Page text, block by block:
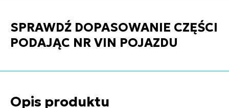
SPRAWDŹ DOPASOWANIE CZĘŚCI
PODAJĄC NR VIN POJAZDU
Opis produktu